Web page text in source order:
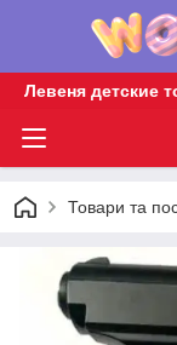
Левеня детские
Товари та